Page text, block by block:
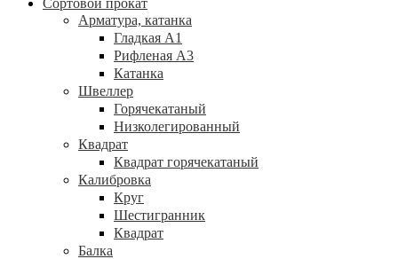
Арматура, катанка
Гладкая А1
Рифленая А3
Катанка
Швеллер
Горячекатаный
Низколегированный
Квадрат
Квадрат горячекатаный
Калибровка
Круг
Шестигранник
Квадрат
Балка